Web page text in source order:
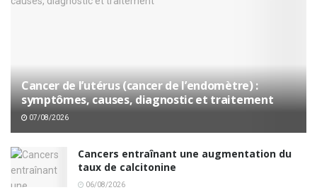
Cancer de l’utérus (cancer de l’endomètre) :
symptômes, causes, diagnostic et traitement
07/08/2026
Cancers entraînant une augmentation du
taux de calcitonine
06/08/2026